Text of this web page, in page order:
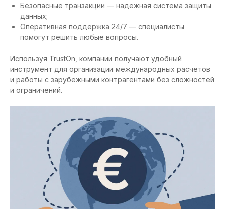
Безопасные транзакции — надежная система защиты
данных;
Оперативная поддержка 24/7 — специалисты
помогут решить любые вопросы.
Используя TrustOn, компании получают удобный
инструмент для организации международных расчетов
и работы с зарубежными контрагентами без сложностей
и ограничений.